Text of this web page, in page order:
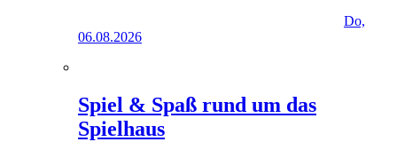
Do,
06.08.2026
Spiel & Spaß rund um das
Spielhaus